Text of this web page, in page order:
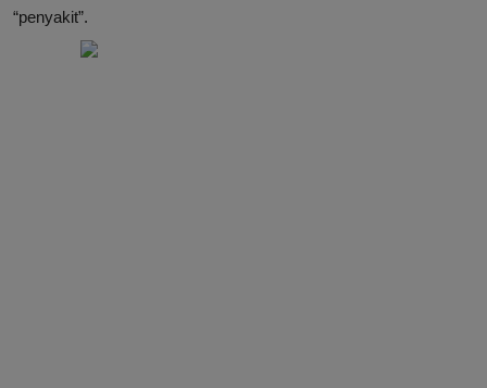
“penyakit”.